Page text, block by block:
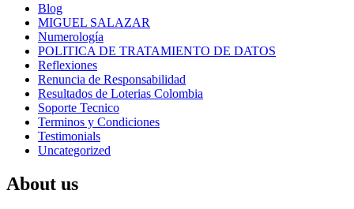
Blog
MIGUEL SALAZAR
Numerología
POLITICA DE TRATAMIENTO DE DATOS
Reflexiones
Renuncia de Responsabilidad
Resultados de Loterias Colombia
Soporte Tecnico
Terminos y Condiciones
Testimonials
Uncategorized
About us